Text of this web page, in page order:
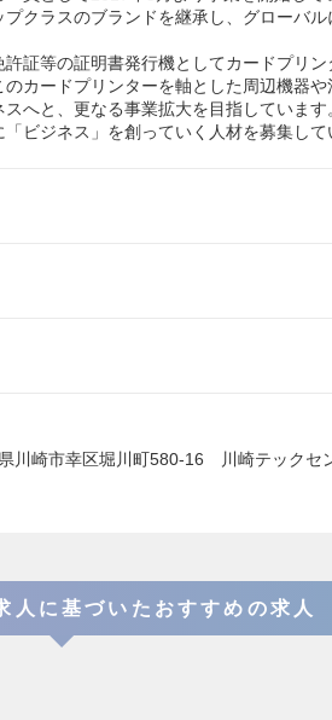
プクラスのブランドを継承し、グローバ
証等の証明書発行機としてカードプリ
カードプリンターを軸とした周辺機器
スへと、更なる事業拡大を目指していま
ビジネス」を創っていく人材を募集して
川崎市幸区堀川町580-16 川崎テックセ
人に基づいたおすすめの求人